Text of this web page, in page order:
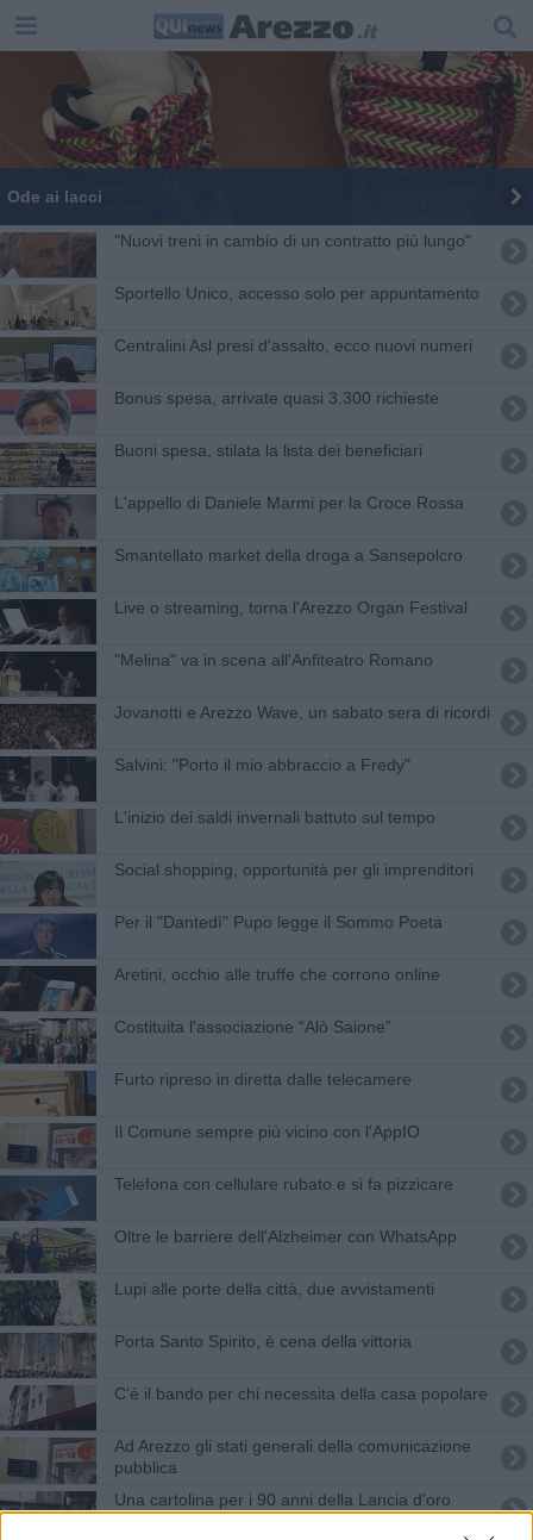
Ode ai lacci
"Nuovi treni in cambio di un contratto più lungo"
Sportello Unico, accesso solo per appuntamento
Centralini Asl presi d'assalto, ecco nuovi numeri
Bonus spesa, arrivate quasi 3.300 richieste
Buoni spesa, stilata la lista dei beneficiari
L'appello di Daniele Marmi per la Croce Rossa
Smantellato market della droga a Sansepolcro
Live o streaming, torna l'Arezzo Organ Festival
"Melina" va in scena all'Anfiteatro Romano
Jovanotti e Arezzo Wave, un sabato sera di ricordi
​Salvini: "Porto il mio abbraccio a Fredy"
L'inizio dei saldi invernali battuto sul tempo
Social shopping, opportunità per gli imprenditori
Per il "Dantedì" Pupo legge il Sommo Poeta
Aretini, occhio alle truffe che corrono online
Costituita l'associazione “Alò Saione”
Furto ripreso in diretta dalle telecamere
Il Comune sempre più vicino con l'AppIO
Telefona con cellulare rubato e si fa pizzicare
Oltre le barriere dell'Alzheimer con WhatsApp
Lupi alle porte della città, due avvistamenti
Porta Santo Spirito, è cena della vittoria
C'è il bando per chi necessita della casa popolare
Ad Arezzo gli stati generali della comunicazione
pubblica
Una cartolina per i 90 anni della Lancia d'oro